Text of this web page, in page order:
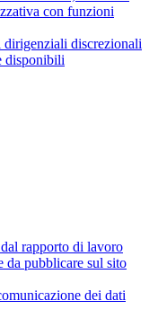
con funzioni
discrezionali
disponibili
rapporto di lavoro
da pubblicare sul sito
dei dati